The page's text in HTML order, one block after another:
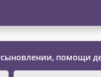
помощи